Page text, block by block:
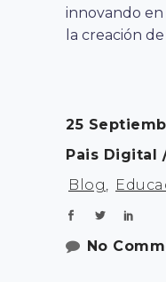
innovando en
la creación
25
Pais Digital
Blog,
No